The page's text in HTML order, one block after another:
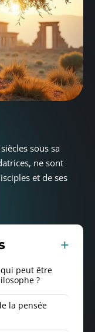
sous sa
ne sont
et de ses
peut être
?
la pensée